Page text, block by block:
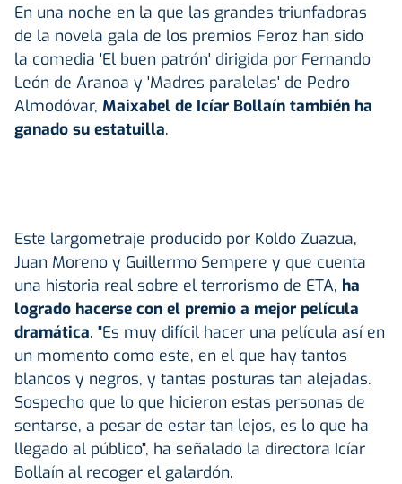
En una noche en la que las grandes triunfadoras
de la novela gala de los premios Feroz han sido
la comedia 'El buen patrón' dirigida por Fernando
León de Aranoa y 'Madres paralelas' de Pedro
Almodóvar, Maixabel de Icíar Bollaín también ha
ganado su estatuilla.
Este largometraje producido por Koldo Zuazua,
Juan Moreno y Guillermo Sempere y que cuenta
una historia real sobre el terrorismo de ETA, ha
logrado hacerse con el premio a mejor película
dramática. "Es muy difícil hacer una película así en
un momento como este, en el que hay tantos
blancos y negros, y tantas posturas tan alejadas.
Sospecho que lo que hicieron estas personas de
sentarse, a pesar de estar tan lejos, es lo que ha
llegado al público", ha señalado la directora Icíar
Bollaín al recoger el galardón.